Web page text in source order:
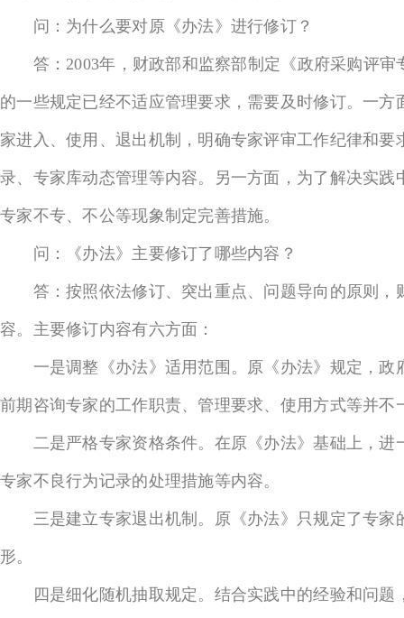
问：为什么要对原《办法》进行修订？
答：2003年，财政部和监察部制定《政府采购评审
的一些规定已经不适应管理要求，需要及时修订。一
家进入、使用、退出机制，明确专家评审工作纪律和
录、专家库动态管理等内容。另一方面，为了解决实
专家不专、不公等现象制定完善措施。
问：《办法》主要修订了哪些内容？
答：按照依法修订、突出重点、问题导向的原则，
容。主要修订内容有六方面：
一是调整《办法》适用范围。原《办法》规定，政
前期咨询专家的工作职责、管理要求、使用方式等并
二是严格专家资格条件。在原《办法》基础上，进
专家不良行为记录的处理措施等内容。
三是建立专家退出机制。原《办法》只规定了专家
形。
四是细化随机抽取规定。结合实践中的经验和问题